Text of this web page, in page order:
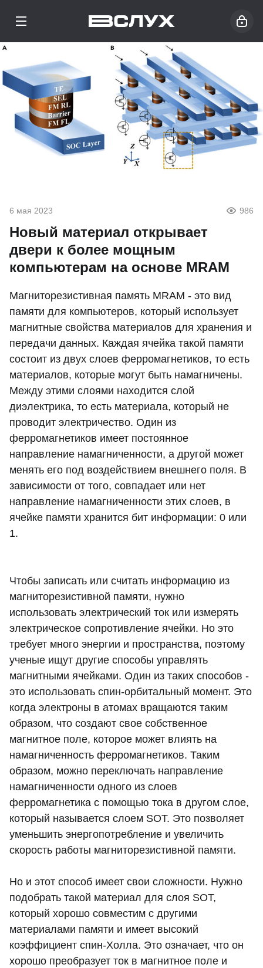
6 мая 2023 986
Новый материал открывает
двери к более мощным
компьютерам на основе MRAM
Магниторезистивная память MRAM - это вид
памяти для компьютеров, который использует
магнитные свойства материалов для хранения и
передачи данных. Каждая ячейка такой памяти
состоит из двух слоев ферромагнетиков, то есть
материалов, которые могут быть намагничены.
Между этими слоями находится слой
диэлектрика, то есть материала, который не
проводит электричество. Один из
ферромагнетиков имеет постоянное
направление намагниченности, а другой может
менять его под воздействием внешнего поля. В
зависимости от того, совпадает или нет
направление намагниченности этих слоев, в
ячейке памяти хранится бит информации: 0 или
1.
Чтобы записать или считать информацию из
магниторезистивной памяти, нужно
использовать электрический ток или измерять
электрическое сопротивление ячейки. Но это
требует много энергии и пространства, поэтому
ученые ищут другие способы управлять
магнитными ячейками. Один из таких способов -
это использовать спин-орбитальный момент. Это
когда электроны в атомах вращаются таким
образом, что создают свое собственное
магнитное поле, которое может влиять на
намагниченность ферромагнетиков. Таким
образом, можно переключать направление
намагниченности одного из слоев
ферромагнетика с помощью тока в другом слое,
который называется слоем SOT. Это позволяет
уменьшить энергопотребление и увеличить
скорость работы магниторезистивной памяти.
Но и этот способ имеет свои сложности. Нужно
подобрать такой материал для слоя SOT,
который хорошо совместим с другими
материалами памяти и имеет высокий
коэффициент спин-Холла. Это означает, что он
хорошо преобразует ток в магнитное поле и